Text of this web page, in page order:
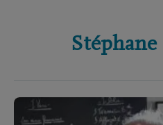
Stéphane